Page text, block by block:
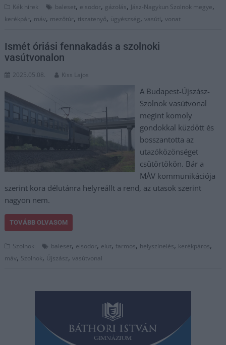
Kék hírek baleset, elsodor, gázolás, Jász-Nagykun Szolnok megye,
kerékpár, máv, mezőtúr, tiszatenyő, ügyészség,vasúti,vonat
Ismét óriási fennakadás a szolnoki
vasútvonalon
2025.05.08. Kiss Lajos
A Budapest-Újszász-
Szolnok vasútvonal
megint komoly
gondokkal küzdött és
bosszantotta az
utazóközönséget
csütörtökön. Bár a
MÁV kommunikációja
szerint kora délutánra helyreállt a rend, az utasok szerint
nagyon nem.
TOVÁBB OLVASOM
Szolnok baleset, elsodor, elüt, farmos, helyszínelés, kerékpáros,
máv, Szolnok, Újszász,vasútvonal